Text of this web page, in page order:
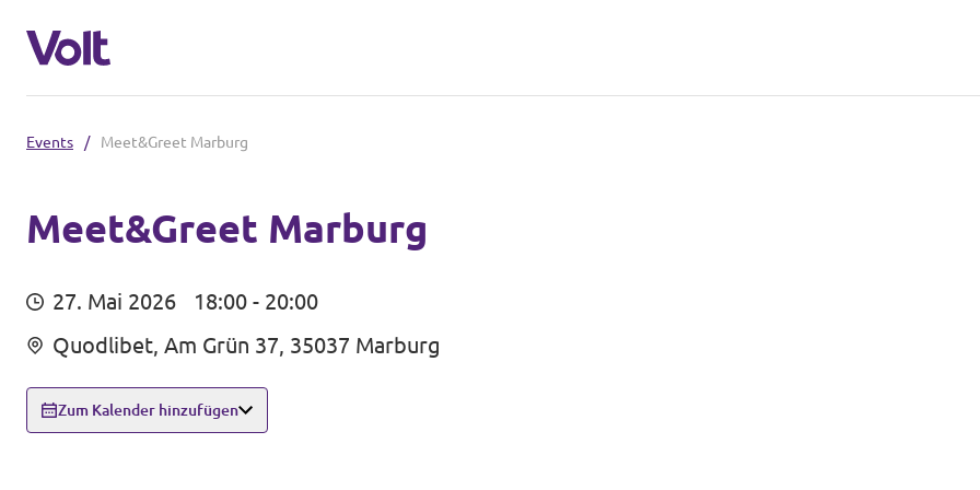
Volt in Hessen
Lokale hessische Teams
Volt in Deutschland
Website Volt Deutschland
Menschen
Events / Meet&Greet Marburg
Meet&Greet Marburg
27. Mai 2026
18:00 - 20:00
Quodlibet, Am Grün 37, 35037 Marburg
Zum Kalender hinzufügen